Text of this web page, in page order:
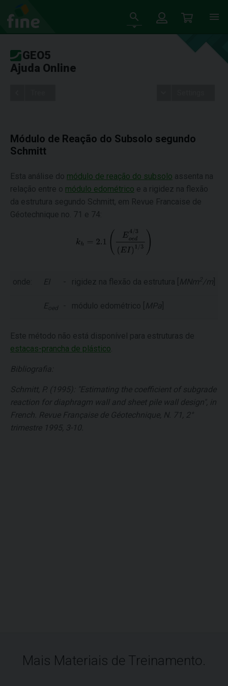
GEO5
Ajuda Online
Módulo de Reação do Subsolo segundo
Schmitt
Esta análise do módulo de reação do subsolo assenta na
relação entre o módulo edométrico e a rigidez na flexão
da estrutura segundo Schmitt, em Revue Francaise de
Géotechnique no. 71 e 74:
onde: EI - rigidez na flexão da estrutura [ MNm2 /m
E oed - módulo edométrico [ MPa
Este método não está disponível para estruturas de
estacas-prancha de plástico
Bibliografia:
Schmitt, P. (1995): "Estimating the coefficient of subgrade
reaction for diaphragm wall and sheet pile wall design", in
French. Revue Française de Géotechnique, N. 71, 2°
trimestre 1995, 3-10.
Mais Materiais de Treinamento.